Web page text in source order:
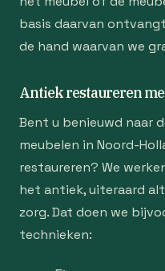
basis daarvan
de hand waarvan we
Antiek restaureren
Bent u benieuwd naar
meubelen in Noord-
restaureren? We
het antiek, uiteraard
zorg. Dat doen we
technieken: